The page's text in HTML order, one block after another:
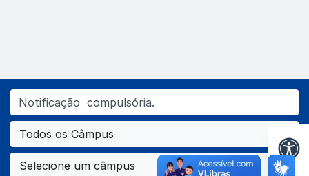
Todos os Câmpus
Selecione um câmpus